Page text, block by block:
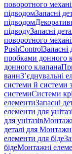
поворотного
підводомЗапасні
підводом
підводуЗапасні
поворотного
PushControlЗапасні
пробками донного
донного клапана
ваннЗ’єднувальні
системи й системи
системиСистеми
елементиЗапасні
елементи для
для унітазів
деталі для
елементи для біде
бідеМонтажні